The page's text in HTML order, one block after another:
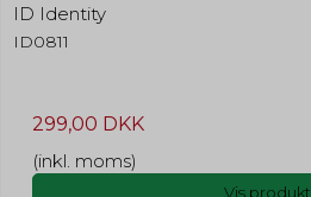
ID Identity
ID0811
299,00 DKK
(inkl. moms)
Vis produkt